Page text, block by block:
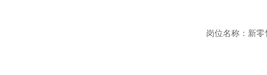
岗位名称：新